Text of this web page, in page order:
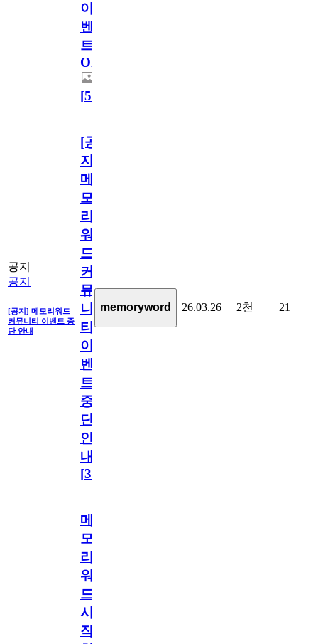
이
벤
트
OPEN!
[5]
공지
공지
[공지] 메모리워드
커뮤니티 이벤트 중
단 안내
[공
지]
메
모
리
워
드
커
뮤
니
티
이
벤
트
중
단
안
내
[31
memoryword 26.03.26 2천 21
메
모
리
워
드
시
작